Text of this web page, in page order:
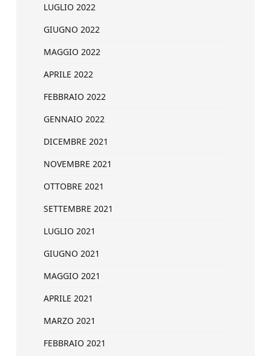
LUGLIO 2022
GIUGNO 2022
MAGGIO 2022
APRILE 2022
FEBBRAIO 2022
GENNAIO 2022
DICEMBRE 2021
NOVEMBRE 2021
OTTOBRE 2021
SETTEMBRE 2021
LUGLIO 2021
GIUGNO 2021
MAGGIO 2021
APRILE 2021
MARZO 2021
FEBBRAIO 2021